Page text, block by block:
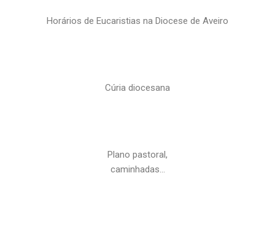
Horários de Eucaristias na Diocese de Aveiro
Cúria diocesana
Plano pastoral,
caminhadas…